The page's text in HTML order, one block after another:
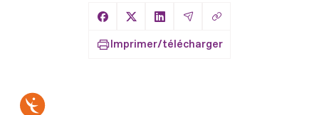
Partager sur Facebook
Partager sur X
Partager sur LinkedIn
Partager par Email
Copier le lien
Imprimer/télécharger